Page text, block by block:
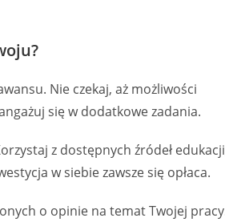
Nie czekaj, aż możliwości
się w dodatkowe zadania.
z dostępnych źródeł
w siebie zawsze się opłaca.
o opinie na temat Twojej